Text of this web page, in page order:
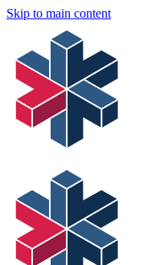
Skip to main content